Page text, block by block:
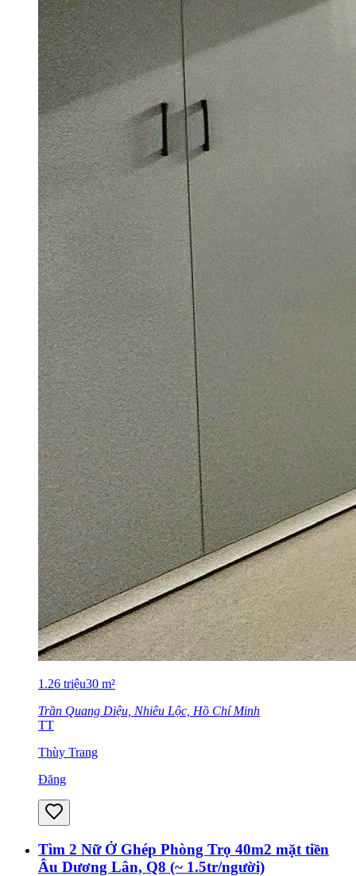
1.26 triệu30 m²
Trần Quang Diệu, Nhiêu Lộc, Hồ Chí Minh
TT
Thùy Trang
Đăng
Tìm 2 Nữ Ở Ghép Phòng Trọ 40m2 mặt tiền
Âu Dương Lân, Q8 (~ 1.5tr/người)